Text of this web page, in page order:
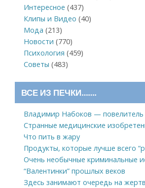
Интересное (437)
Клипы и Видео (40)
Мода (213)
Новости (770)
Психология (459)
Советы (483)
ВСЕ ИЗ ПЕЧКИ…….
Владимир Набоков — повелитель
Странные медицинские
Что пить в жару
Продукты, которые лучше всего
Очень необычные криминальные
“Валентинки” прошлых веков
Здесь занимают очередь на